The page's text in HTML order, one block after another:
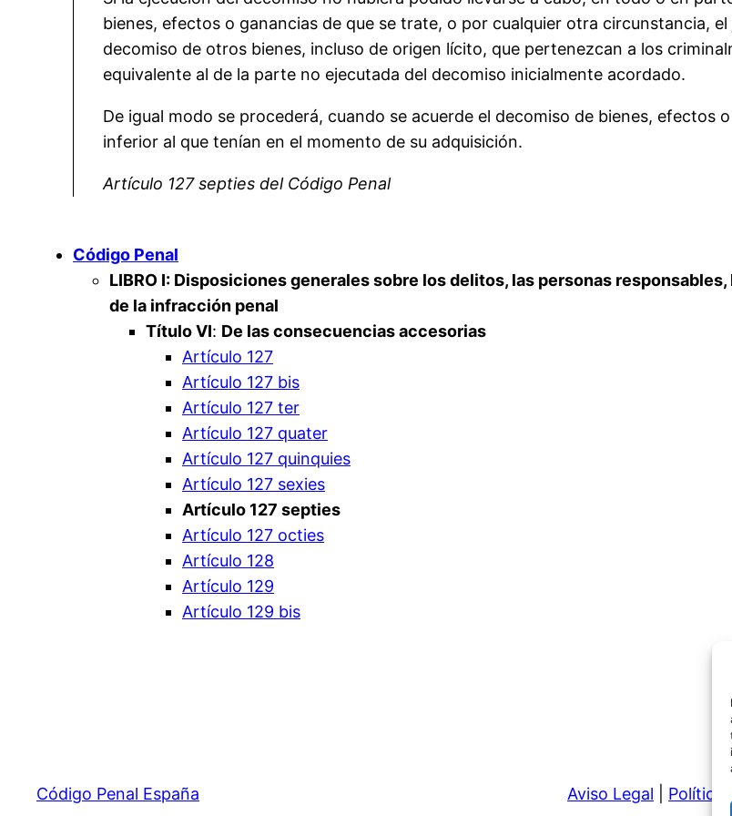
bienes, efectos o ganancias de que se trate, o por cualquier otra circunstancia,
decomiso de otros bienes, incluso de origen lícito, que pertenezcan a los
equivalente al de la parte no ejecutada del decomiso inicialmente acordado.
De igual modo se procederá, cuando se acuerde el decomiso de bienes, efectos
inferior al que tenían en el momento de su adquisición.
Artículo 127 septies del Código Penal
Código Penal
LIBRO I: Disposiciones generales sobre los delitos, las personas
de la infracción penal
Título VI: De las consecuencias accesorias
Artículo 127
Artículo 127 bis
Artículo 127 ter
Artículo 127 quater
Artículo 127 quinquies
Artículo 127 sexies
Artículo 127 septies
Artículo 127 octies
Artículo 128
Artículo 129
Artículo 129 bis
Código Penal España Aviso Legal Política